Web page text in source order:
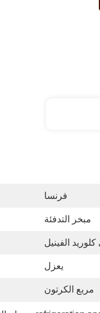
فرنسا
مبخر التدفئة
كلوريد الفينيل
يعزل
مربع الكرتون